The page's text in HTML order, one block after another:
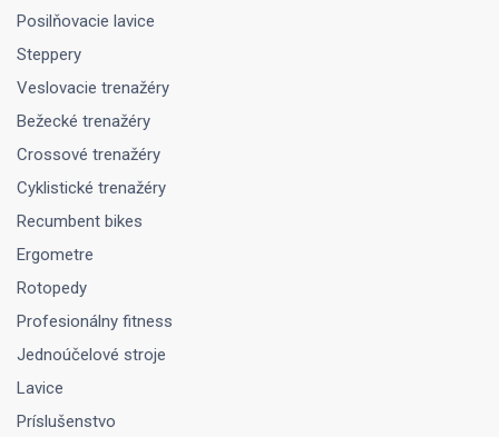
Posilňovacie lavice
Steppery
Veslovacie trenažéry
Bežecké trenažéry
Crossové trenažéry
Cyklistické trenažéry
Recumbent bikes
Ergometre
Rotopedy
Profesionálny fitness
Jednoúčelové stroje
Lavice
Príslušenstvo